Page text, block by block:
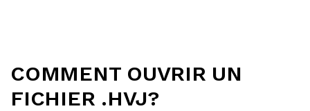
COMMENT OUVRIR UN
FICHIER .HVJ?